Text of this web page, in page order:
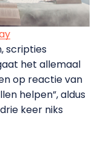
scripties
het allemaal
op reactie van
helpen”, aldus
keer niks